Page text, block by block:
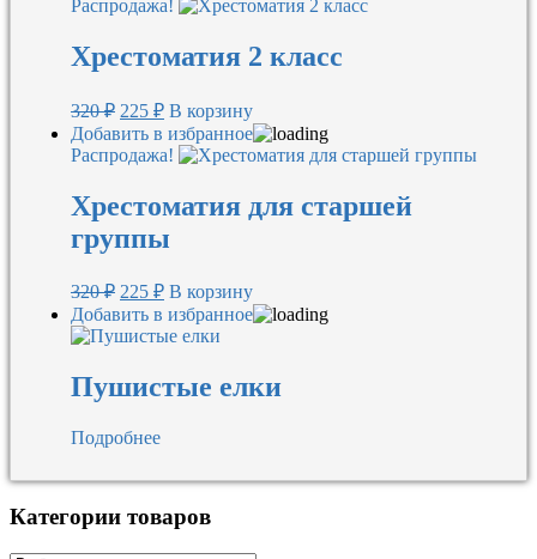
Распродажа!
Хрестоматия 2 класс
320₽ Первоначальная
цена
составляла
225 ₽Текущая
цена:
225 ₽.
В корзину
Добавить в избранное
Распродажа!
Хрестоматия для старшей
группы
320₽ Первоначальная
цена
составляла
225 ₽Текущая
цена:
225 ₽.
В корзину
Добавить в избранное
Пушистые елки
Подробнее
Категории товаров